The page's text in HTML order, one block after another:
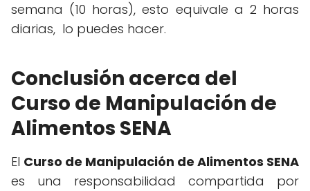
semana (10 horas), esto equivale a 2 horas
diarias, lo puedes hacer.
Conclusión acerca del
Curso de Manipulación de
Alimentos SENA
El Curso de Manipulación de Alimentos SENA
es una responsabilidad compartida por